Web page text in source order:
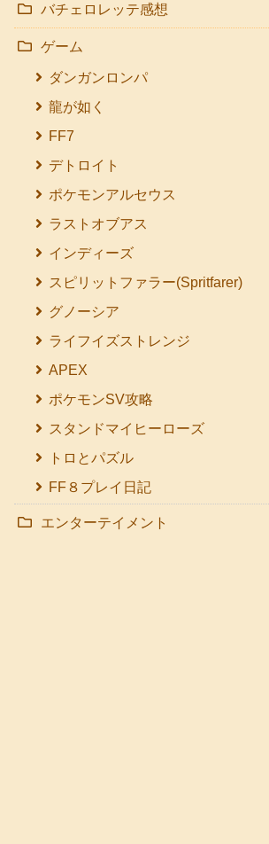
バチェロレッテ感想
ゲーム
ダンガンロンパ
龍が如く
FF7
デトロイト
ポケモンアルセウス
ラストオブアス
インディーズ
スピリットファラー(Spritfarer)
グノーシア
ライフイズストレンジ
APEX
ポケモンSV攻略
スタンドマイヒーローズ
トロとパズル
FF８プレイ日記
エンターテイメント